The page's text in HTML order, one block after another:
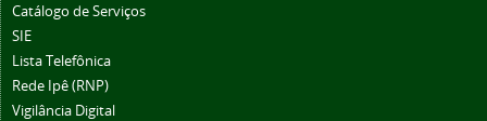
Catálogo de Serviços
SIE
Lista Telefônica
Rede Ipê (RNP)
Vigilância Digital